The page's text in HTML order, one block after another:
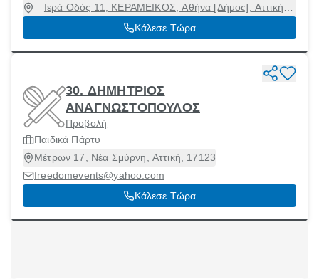
Ιερά Οδός 11, ΚΕΡΑΜΕΙΚΟΣ, Αθήνα [Δήμος], Αττική,
11854
Κάλεσε Τώρα
30. ΔΗΜΗΤΡΙΟΣ
ΑΝΑΓΝΩΣΤΟΠΟΥΛΟΣ
Προβολή
Παιδικά Πάρτυ
Μέτρων 17, Νέα Σμύρνη, Αττική, 17123
freedomevents@yahoo.com
Κάλεσε Τώρα